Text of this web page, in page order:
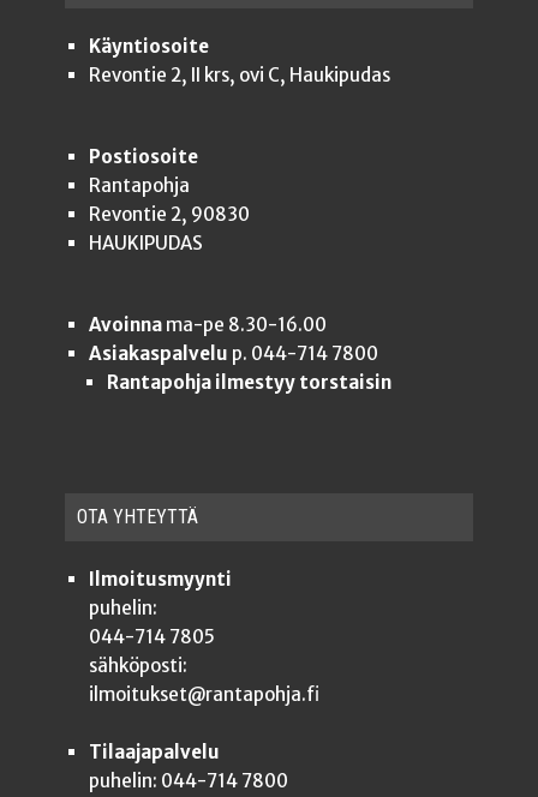
Käyntiosoite
Revontie 2, II krs, ovi C, Haukipudas
Postiosoite
Rantapohja
Revontie 2, 90830
HAUKIPUDAS
Avoinnama-pe 8.30-16.00
Asiakaspalvelu p. 044-714 7800
Rantapohja ilmestyy torstaisin
OTA YHTEYT­TÄ
Ilmoitusmyynti
puhelin:
044-714 7805
sähköposti:
ilmoitukset@rantapohja.fi
Tilaajapalvelu
puhelin: 044-714 7800